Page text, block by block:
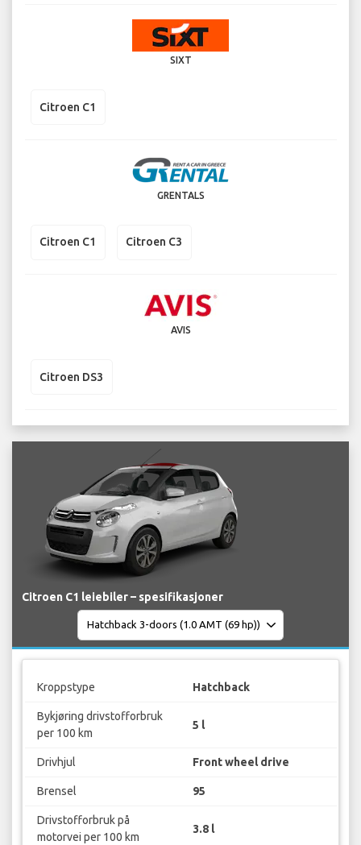
SIXT
Citroen C1
GRENTALS
Citroen C1 Citroen C3
AVIS
Citroen DS3
Citroen C1 leiebiler – spesifikasjoner
Kroppstype Hatchback
Bykjøring drivstofforbruk
per 100 km
5 l
Drivhjul Front wheel drive
Brensel 95
Drivstofforbruk på
motorvei per 100 km
3.8 l